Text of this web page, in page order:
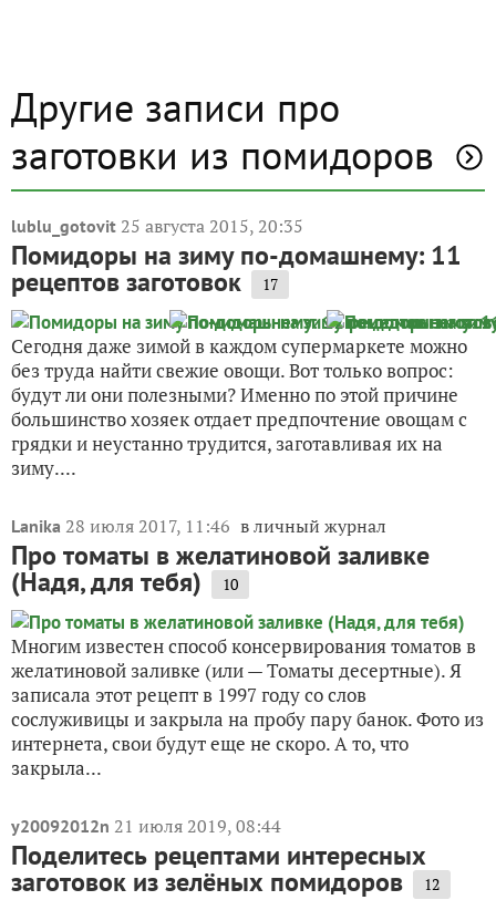
Другие записи про
заготовки из помидоров
lublu_gotovit 25 августа 2015, 20:35
Помидоры на зиму по-домашнему: 11
рецептов заготовок 17
Сегодня даже зимой в каждом супермаркете можно
без труда найти свежие овощи. Вот только вопрос:
будут ли они полезными? Именно по этой причине
большинство хозяек отдает предпочтение овощам с
грядки и неустанно трудится, заготавливая их на
зиму....
Lanika 28 июля 2017, 11:46 в личный журнал
Про томаты в желатиновой заливке
(Надя, для тебя) 10
Многим известен способ консервирования томатов в
желатиновой заливке (или — Томаты десертные). Я
записала этот рецепт в 1997 году со слов
сослуживицы и закрыла на пробу пару банок. Фото из
интернета, свои будут еще не скоро. А то, что
закрыла...
y20092012n 21 июля 2019, 08:44
Поделитесь рецептами интересных
заготовок из зелёных помидоров 12